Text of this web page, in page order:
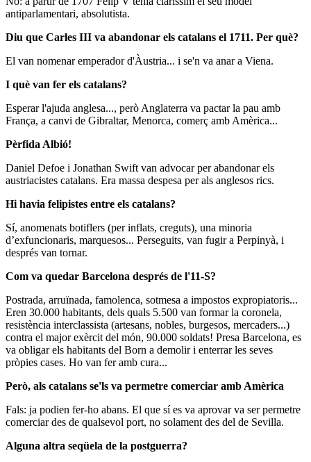
antiparlamentari, absolutista.
Diu que Carles III va abandonar els catalans el 1711. Per què?
El van nomenar emperador d'Àustria... i se'n va anar a Viena.
I què van fer els catalans?
Esperar l'ajuda anglesa..., però Anglaterra va pactar la pau amb
França, a canvi de Gibraltar, Menorca, comerç amb Amèrica...
Pèrfida Albió!
Daniel Defoe i Jonathan Swift van advocar per abandonar els
austriacistes catalans. Era massa despesa per als anglesos rics.
Hi havia felipistes entre els catalans?
Sí, anomenats botiflers (per inflats, creguts), una minoria
d’exfuncionaris, marquesos... Perseguits, van fugir a Perpinyà, i
després van tornar.
Com va quedar Barcelona després de l'11-S?
Postrada, arruïnada, famolenca, sotmesa a impostos expropiatoris...
Eren 30.000 habitants, dels quals 5.500 van formar la coronela,
resistència interclassista (artesans, nobles, burgesos, mercaders...)
contra el major exèrcit del món, 90.000 soldats! Presa Barcelona, es
va obligar els habitants del Born a demolir i enterrar les seves
pròpies cases. Ho van fer amb cura...
Però, als catalans se'ls va permetre comerciar amb Amèrica
Fals: ja podien fer-ho abans. El que sí es va aprovar va ser permetre
comerciar des de qualsevol port, no solament des del de Sevilla.
Alguna altra seqüela de la postguerra?